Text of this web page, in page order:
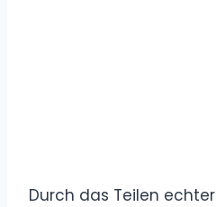
Durch das Teilen